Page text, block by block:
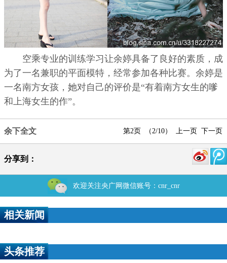
空乘专业的训练学习让余婷具备了良好的素质，成
为了一名兼职的平面模特，经常参加各种比赛。余婷是
一名南方女孩，她对自己的评价是“有着南方女生的嗲
和上海女生的作”。
余下全文 第2页 （2/10） 上一页 下一页
分享到：
欢迎关注央广网微信账号：cnr_cnr
相关新闻
头条推荐